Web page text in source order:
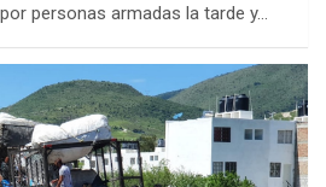
personas armadas la tarde y…